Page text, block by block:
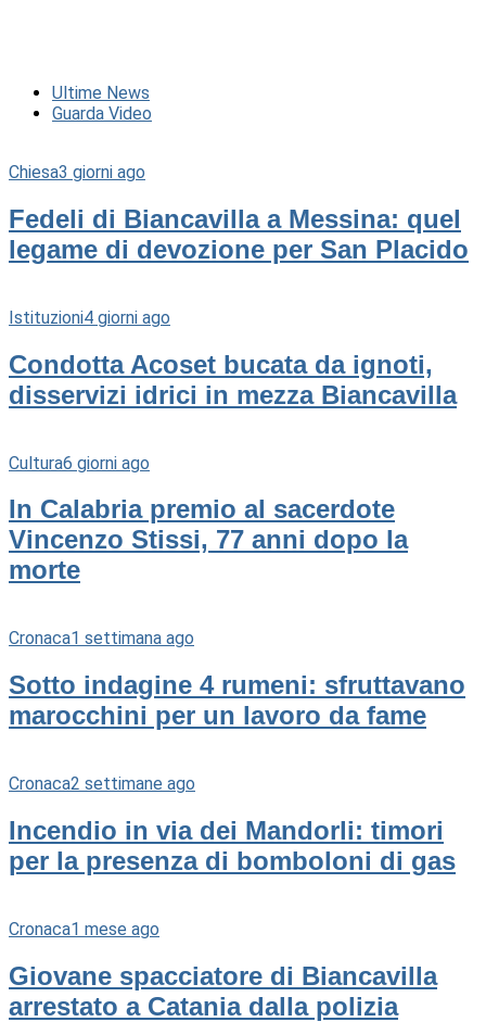
Ultime News
Guarda Video
Chiesa3 giorni ago
Fedeli di Biancavilla a Messina: quel
legame di devozione per San Placido
Istituzioni4 giorni ago
Condotta Acoset bucata da ignoti,
disservizi idrici in mezza Biancavilla
Cultura6 giorni ago
In Calabria premio al sacerdote
Vincenzo Stissi, 77 anni dopo la
morte
Cronaca1 settimana ago
Sotto indagine 4 rumeni: sfruttavano
marocchini per un lavoro da fame
Cronaca2 settimane ago
Incendio in via dei Mandorli: timori
per la presenza di bomboloni di gas
Cronaca1 mese ago
Giovane spacciatore di Biancavilla
arrestato a Catania dalla polizia